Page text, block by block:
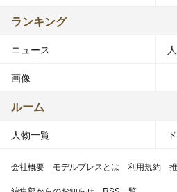
ランキング
ニュース
画像
ルーム
人物一覧
会社概要 モデルプレスとは 利用規約